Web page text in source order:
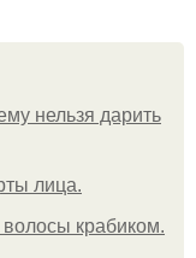
нельзя дарить
лица.
крабиком.